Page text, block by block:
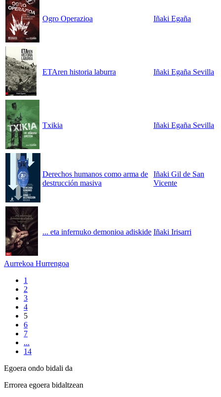
Ogro Operazioa Iñaki Egaña
ETAren historia laburra Iñaki Egaña Sevilla
Txikia Iñaki Egaña Sevilla
Derechos humanos como arma de
destrucción masiva
Iñaki Gil de San
Vicente
... eta infernuko demonioa adiskide Iñaki Irisarri
Aurrekoa Hurrengoa
1
2
3
4
5
6
7
...
14
Egoera ondo bidali da
Errorea egoera bidaltzean